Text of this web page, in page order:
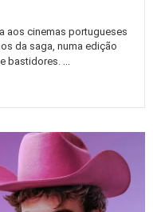
aos cinemas portugueses
da saga, numa edição
bastidores.